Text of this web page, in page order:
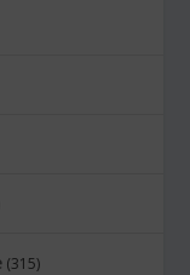
(315)